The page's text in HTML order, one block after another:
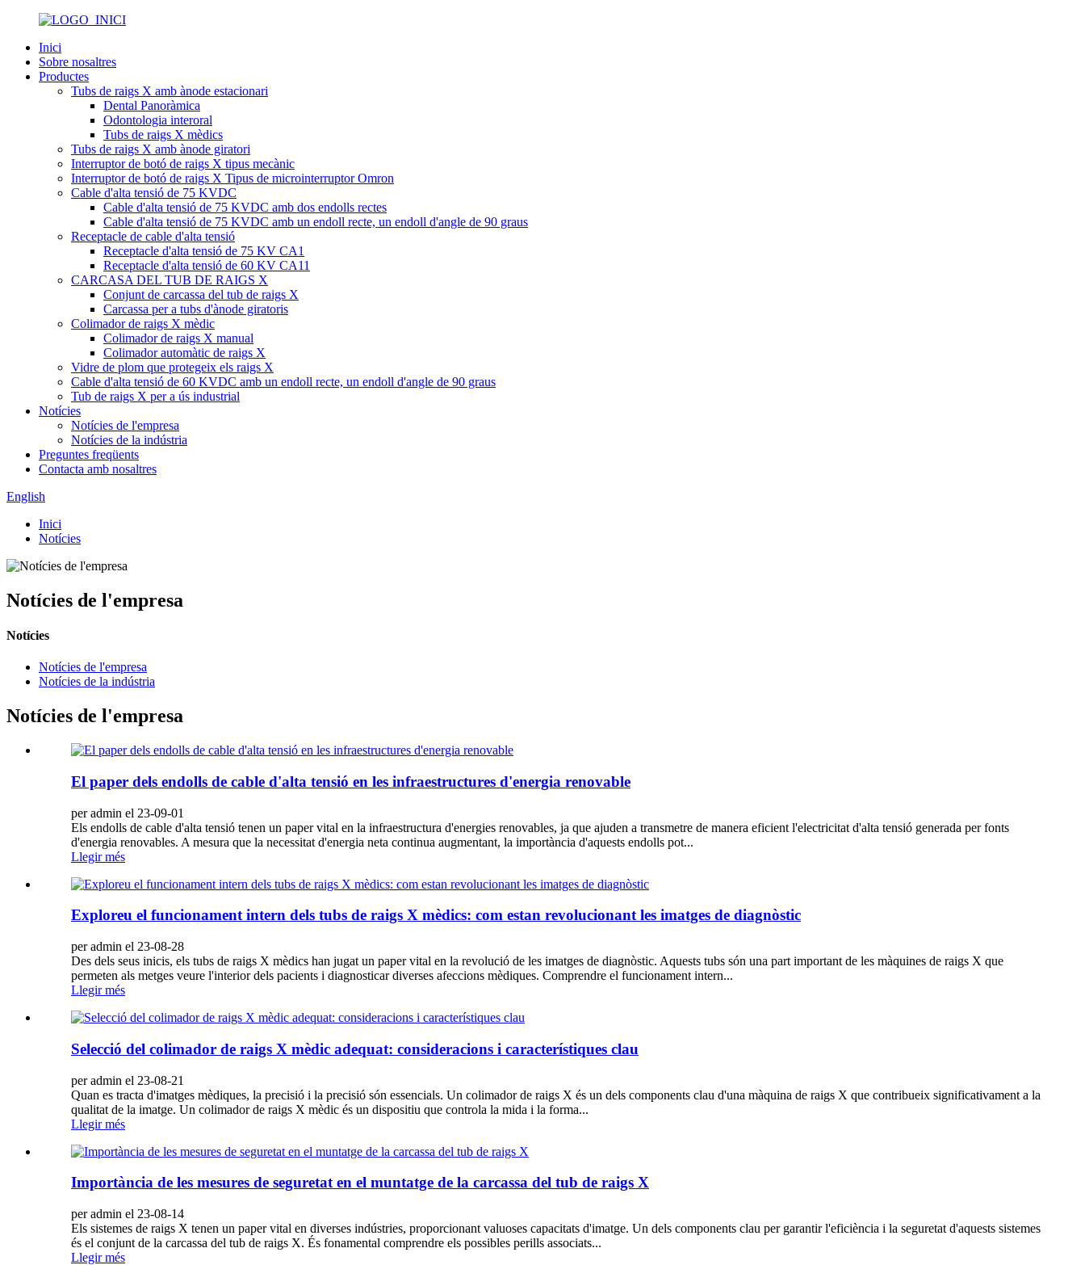
Inici
Sobre nosaltres
Productes
Tubs de raigs X amb ànode estacionari
Dental Panoràmica
Odontologia interoral
Tubs de raigs X mèdics
Tubs de raigs X amb ànode giratori
Interruptor de botó de raigs X tipus mecànic
Interruptor de botó de raigs X Tipus de microinterruptor Omron
Cable d'alta tensió de 75 KVDC
Cable d'alta tensió de 75 KVDC amb dos endolls rectes
Cable d'alta tensió de 75 KVDC amb un endoll recte, un endoll d'angle de 90 graus
Receptacle de cable d'alta tensió
Receptacle d'alta tensió de 75 KV CA1
Receptacle d'alta tensió de 60 KV CA11
CARCASA DEL TUB DE RAIGS X
Conjunt de carcassa del tub de raigs X
Carcassa per a tubs d'ànode giratoris
Colimador de raigs X mèdic
Colimador de raigs X manual
Colimador automàtic de raigs X
Vidre de plom que protegeix els raigs X
Cable d'alta tensió de 60 KVDC amb un endoll recte, un endoll d'angle de 90 graus
Tub de raigs X per a ús industrial
Notícies
Notícies de l'empresa
Notícies de la indústria
Preguntes freqüents
Contacta amb nosaltres
English
Inici
Notícies
Notícies de l'empresa
Notícies
Notícies de l'empresa
Notícies de la indústria
Notícies de l'empresa
El paper dels endolls de cable d'alta tensió en les infraestructures d'energia renovable
per admin el 23-09-01
Els endolls de cable d'alta tensió tenen un paper vital en la infraestructura d'energies renovables, ja que ajuden a transmetre de manera eficient l'electricitat d'alta tensió generada per fonts
d'energia renovables. A mesura que la necessitat d'energia neta continua augmentant, la importància d'aquests endolls pot...
Llegir més
Exploreu el funcionament intern dels tubs de raigs X mèdics: com estan revolucionant les imatges de diagnòstic
per admin el 23-08-28
Des dels seus inicis, els tubs de raigs X mèdics han jugat un paper vital en la revolució de les imatges de diagnòstic. Aquests tubs són una part important de les màquines de raigs X que
permeten als metges veure l'interior dels pacients i diagnosticar diverses afeccions mèdiques. Comprendre el funcionament intern...
Llegir més
Selecció del colimador de raigs X mèdic adequat: consideracions i característiques clau
per admin el 23-08-21
Quan es tracta d'imatges mèdiques, la precisió i la precisió són essencials. Un colimador de raigs X és un dels components clau d'una màquina de raigs X que contribueix significativament a la
qualitat de la imatge. Un colimador de raigs X mèdic és un dispositiu que controla la mida i la forma...
Llegir més
Importància de les mesures de seguretat en el muntatge de la carcassa del tub de raigs X
per admin el 23-08-14
Els sistemes de raigs X tenen un paper vital en diverses indústries, proporcionant valuoses capacitats d'imatge. Un dels components clau per garantir l'eficiència i la seguretat d'aquests sistemes
és el conjunt de la carcassa del tub de raigs X. És fonamental comprendre els possibles perills associats...
Llegir més